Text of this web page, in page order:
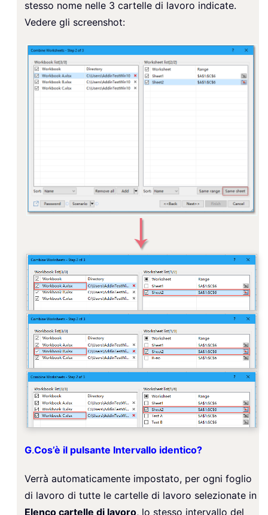
stesso nome nelle 3 cartelle di lavoro indicate.
Vedere gli screenshot:
G.Cos’è il pulsante Intervallo identico?
Verrà automaticamente impostato, per ogni foglio
di lavoro di tutte le cartelle di lavoro selezionate in
Elenco cartelle di lavoro, lo stesso intervallo del